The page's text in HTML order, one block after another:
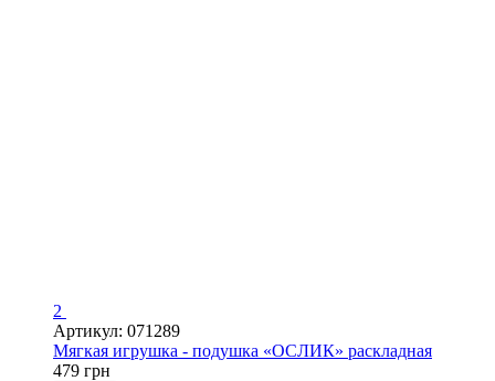
2
Артикул: 071289
Мягкая игрушка - подушка «ОСЛИК» раскладная
479 грн